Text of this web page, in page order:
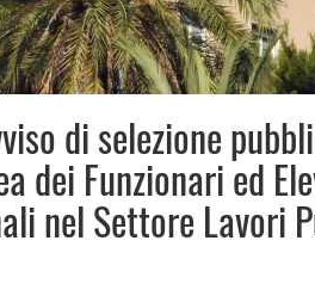
di selezione
dei Funzionari ed
nel Settore Lavori